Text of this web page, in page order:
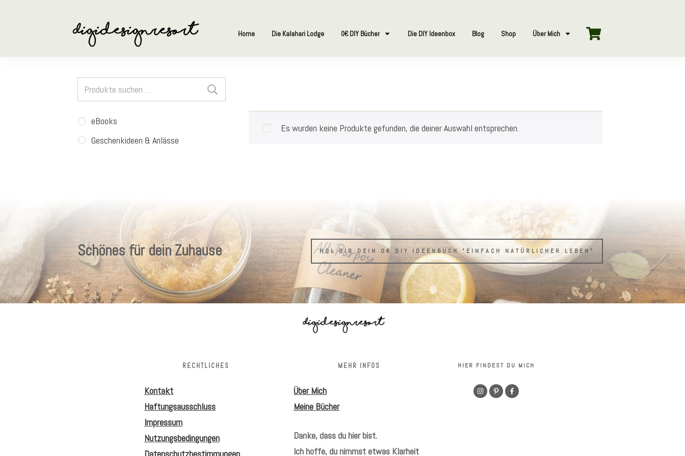
Home Die Kalahari Lodge 0€ DIY Bücher Die DIY Ideenbox Blog Shop Über Mich
Es wurden keine Produkte gefunden, die deiner Auswahl entsprechen.
Suchen
nach:
eBooks
Geschenkideen & Anlässe
Schönes für dein Zuhause HOL DIR DEIN 0€ DIY IDEENBUCH "EINFACH NATÜRLICHER LEBEN"
RECHTLICHES
Kontakt
Haftungsausschluss
Impressum
Nutzungsbedingungen
MEHR INFOS
Über Mich
Meine Bücher
Danke, dass du hier bist.
Ich hoffe, du nimmst etwas Klarheit
HIER FINDEST DU MICH